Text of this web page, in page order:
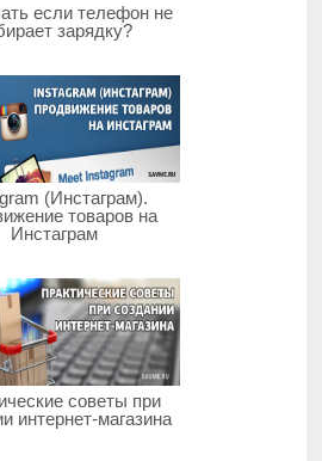
если телефон не
зарядку?
(Инстаграм).
товаров на
Инстаграм
советы при
интернет-магазина